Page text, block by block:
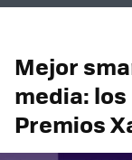
Mejor
media:
Premios